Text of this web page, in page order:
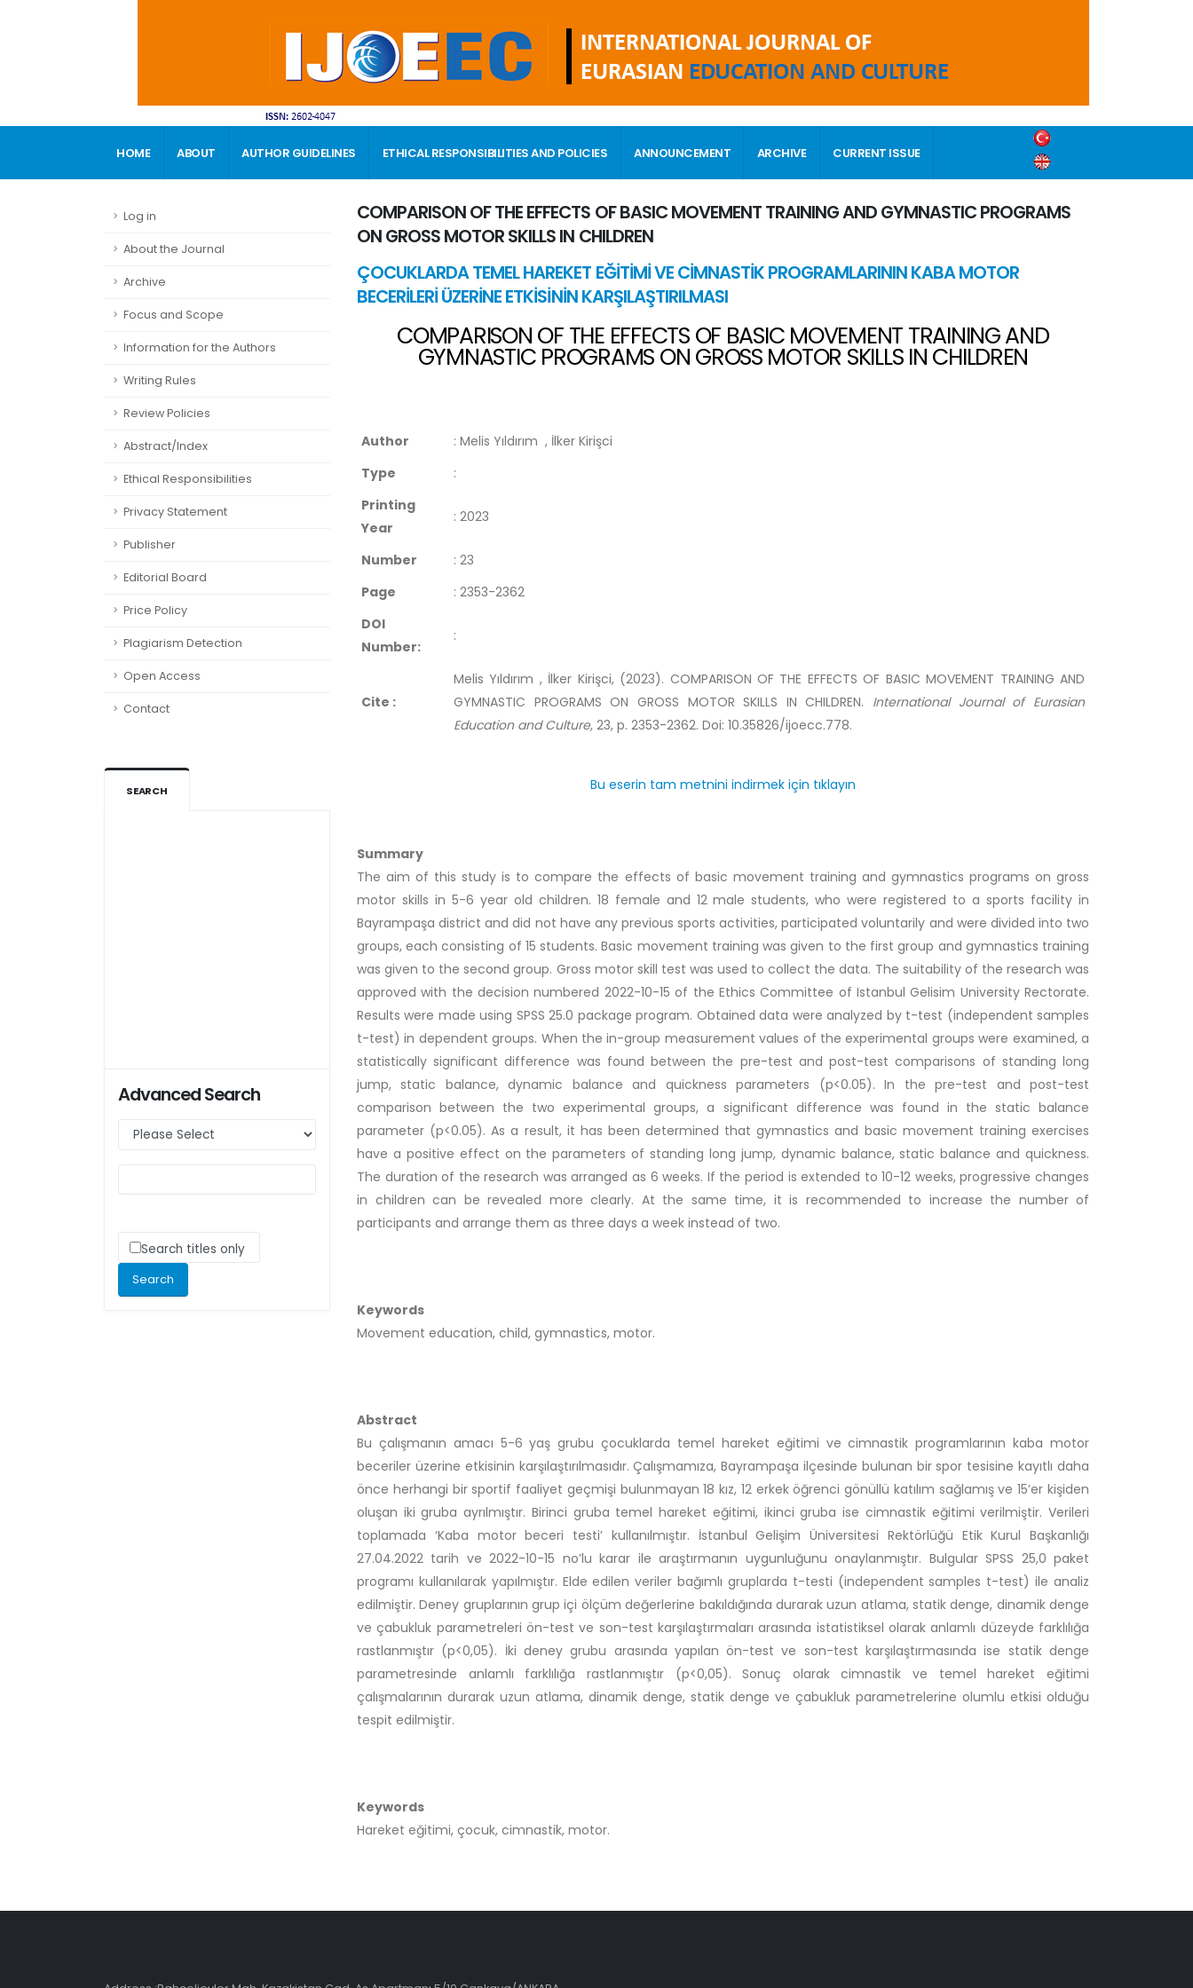
HOME ABOUT AUTHOR GUIDELINES ETHICAL RESPONSIBILITIES AND POLICIES ANNOUNCEMENT ARCHIVE CURRENT ISSUE
Log in
About the Journal
Archive
Focus and Scope
Information for the Authors
Writing Rules
Review Policies
Abstract/Index
Ethical Responsibilities
Privacy Statement
Publisher
Editorial Board
Price Policy
Plagiarism Detection
Open Access
Contact
SEARCH
Advanced Search
Search titles only
COMPARISON OF THE EFFECTS OF BASIC MOVEMENT TRAINING AND GYMNASTIC PROGRAMS
ON GROSS MOTOR SKILLS IN CHILDREN
ÇOCUKLARDA TEMEL HAREKET EĞİTİMİ VE CİMNASTİK PROGRAMLARININ KABA MOTOR
BECERİLERİ ÜZERİNE ETKİSİNİN KARŞILAŞTIRILMASI
COMPARISON OF THE EFFECTS OF BASIC MOVEMENT TRAINING AND
GYMNASTIC PROGRAMS ON GROSS MOTOR SKILLS IN CHILDREN
Author : Melis Yıldırım , İlker Kirişci
Type
:
Printing
Year
: 2023
Number : 23
Page
: 2353-2362
DOI
Number:
:
Cite :
Melis Yıldırım , İlker Kirişci, (2023). COMPARISON OF THE EFFECTS OF BASIC MOVEMENT TRAINING AND
GYMNASTIC PROGRAMS ON GROSS MOTOR SKILLS IN CHILDREN. International Journal of Eurasian
Education and Culture, 23, p. 2353-2362. Doi: 10.35826/ijoecc.778.
Bu eserin tam metnini indirmek için tıklayın
Summary
The aim of this study is to compare the effects of basic movement training and gymnastics programs on gross
motor skills in 5-6 year old children. 18 female and 12 male students, who were registered to a sports facility in
Bayrampaşa district and did not have any previous sports activities, participated voluntarily and were divided into two
groups, each consisting of 15 students. Basic movement training was given to the first group and gymnastics training
was given to the second group. Gross motor skill test was used to collect the data. The suitability of the research was
approved with the decision numbered 2022-10-15 of the Ethics Committee of Istanbul Gelisim University Rectorate.
Results were made using SPSS 25.0 package program. Obtained data were analyzed by t-test (independent samples
t-test) in dependent groups. When the in-group measurement values of the experimental groups were examined, a
statistically significant difference was found between the pre-test and post-test comparisons of standing long
jump, static balance, dynamic balance and quickness parameters (p<0.05). In the pre-test and post-test
comparison between the two experimental groups, a significant difference was found in the static balance
parameter (p<0.05). As a result, it has been determined that gymnastics and basic movement training exercises
have a positive effect on the parameters of standing long jump, dynamic balance, static balance and quickness.
The duration of the research was arranged as 6 weeks. If the period is extended to 10-12 weeks, progressive changes
in children can be revealed more clearly. At the same time, it is recommended to increase the number of
participants and arrange them as three days a week instead of two.
Keywords
Movement education, child, gymnastics, motor.
Abstract
Bu çalışmanın amacı 5-6 yaş grubu çocuklarda temel hareket eğitimi ve cimnastik programlarının kaba motor
beceriler üzerine etkisinin karşılaştırılmasıdır. Çalışmamıza, Bayrampaşa ilçesinde bulunan bir spor tesisine kayıtlı daha
önce herhangi bir sportif faaliyet geçmişi bulunmayan 18 kız, 12 erkek öğrenci gönüllü katılım sağlamış ve 15’er kişiden
oluşan iki gruba ayrılmıştır. Birinci gruba temel hareket eğitimi, ikinci gruba ise cimnastik eğitimi verilmiştir. Verileri
toplamada ‘Kaba motor beceri testi’ kullanılmıştır. İstanbul Gelişim Üniversitesi Rektörlüğü Etik Kurul Başkanlığı
27.04.2022 tarih ve 2022-10-15 no’lu karar ile araştırmanın uygunluğunu onaylanmıştır. Bulgular SPSS 25,0 paket
programı kullanılarak yapılmıştır. Elde edilen veriler bağımlı gruplarda t-testi (independent samples t-test) ile analiz
edilmiştir. Deney gruplarının grup içi ölçüm değerlerine bakıldığında durarak uzun atlama, statik denge, dinamik denge
ve çabukluk parametreleri ön-test ve son-test karşılaştırmaları arasında istatistiksel olarak anlamlı düzeyde farklılığa
rastlanmıştır (p<0,05). İki deney grubu arasında yapılan ön-test ve son-test karşılaştırmasında ise statik denge
parametresinde anlamlı farklılığa rastlanmıştır (p<0,05). Sonuç olarak cimnastik ve temel hareket eğitimi
çalışmalarının durarak uzun atlama, dinamik denge, statik denge ve çabukluk parametrelerine olumlu etkisi olduğu
tespit edilmiştir.
Keywords
Hareket eğitimi, çocuk, cimnastik, motor.